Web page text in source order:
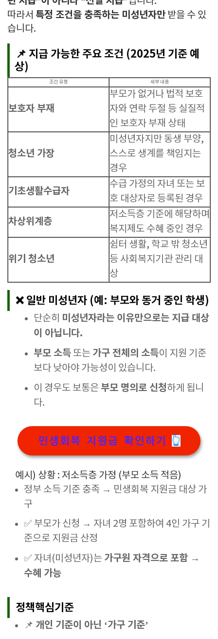
따라서 특정 조건을 충족하는 미성년자만 받을 수 있
습니다.
📌 지급 가능한 주요 조건 (2025년 기준 예
상)
조건 유형 세부 내용
보호자 부재
부모가 없거나 법적 보호
자와 연락 두절 등 실질적
인 보호자 부재 상태
청소년 가장
미성년자지만 동생 부양,
스스로 생계를 책임지는
경우
기초생활수급자
수급 가정의 자녀 또는 보
호 대상자로 등록된 경우
차상위계층
저소득층 기준에 해당하며
복지제도 수혜 중인 경우
위기 청소년
쉼터 생활, 학교 밖 청소년
등 사회복지기관 관리 대
상
❌ 일반 미성년자 (예: 부모와 동거 중인 학생)
단순히 미성년자라는 이유만으로는 지급 대상
이 아닙니다.
부모 소득 또는 가구 전체의 소득이 지원 기준
보다 낮아야 가능성이 있습니다.
이 경우도 보통은 부모 명의로 신청하게 됩니
다.
민생회복 지원금 확인하기 👆
예시) 상황 : 저소득층 가정 (부모 소득 적음)
정부 소득 기준 충족 → 민생회복 지원금 대상 가
구
✅ 부모가 신청 → 자녀 2명 포함하여 4인 가구 기
준으로 지원금 산정
✅ 자녀(미성년자)는 가구원 자격으로 포함 →
수혜 가능
정책핵심기준
📌 개인 기준이 아닌 ‘가구 기준’